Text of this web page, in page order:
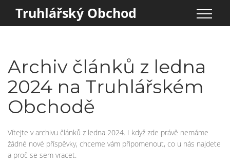
Truhlářský Obchod
Archiv článků z ledna
2024 na Truhlářském
Obchodě
Vítejte v archivu článků z ledna 2024. I když zde právě nemáme
žádné nové příspěvky, chceme vám připomenout, co u nás najdete
a proč se sem vracet.